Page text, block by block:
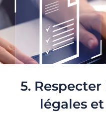
5.
légales